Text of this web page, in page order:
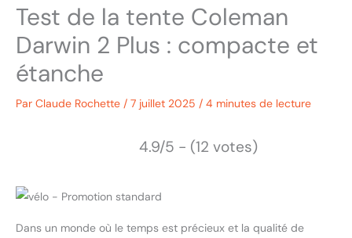
Test de la tente Coleman
Darwin 2 Plus : compacte et
étanche
Par Claude Rochette / 7 juillet 2025 / 4 minutes de lecture
4.9/5 - (12 votes)
Dans un monde où le temps est précieux et la qualité de